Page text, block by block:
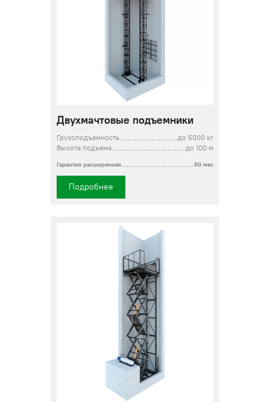
Двухмачтовые подъемники
Грузоподъемность
до 5000 кг
Высота подъема
до 100 м
Гарантия расширенная 60 мес
Подробнее